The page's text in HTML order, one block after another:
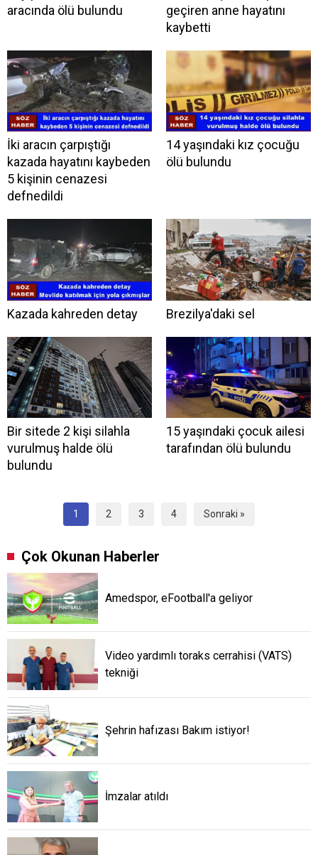
aracında ölü bulundu
geçiren anne hayatını
kaybetti
İki aracın çarpıştığı
kazada hayatını kaybeden
5 kişinin cenazesi
defnedildi
14 yaşındaki kız çocuğu
ölü bulundu
Kazada kahreden detay Brezilya'daki sel
Bir sitede 2 kişi silahla
vurulmuş halde ölü
bulundu
15 yaşındaki çocuk ailesi
tarafından ölü bulundu
1 2 3 4 Sonraki »
Çok Okunan Haberler
Amedspor, eFootball'a geliyor
Video yardımlı toraks cerrahisi (VATS)
tekniği
Şehrin hafızası Bakım istiyor!
İmzalar atıldı